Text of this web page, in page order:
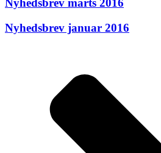
Nyhedsbrev marts 2016
Nyhedsbrev januar 2016